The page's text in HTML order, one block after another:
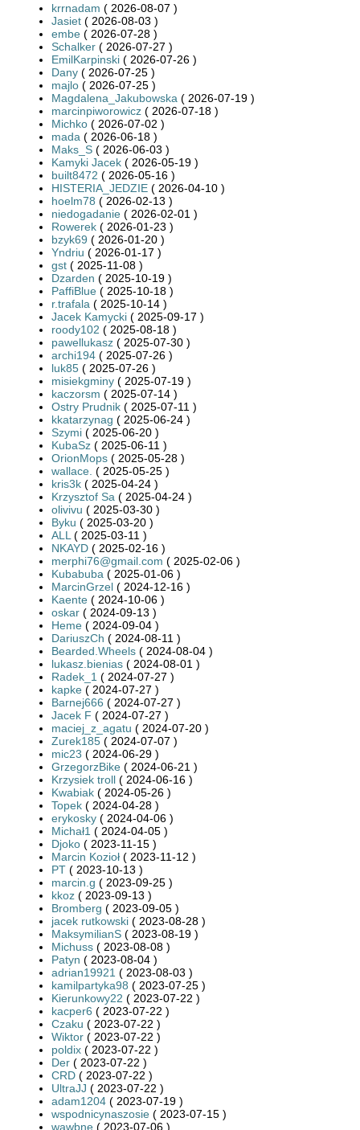
krrnadam ( 2026-08-07 )
Jasiet ( 2026-08-03 )
embe ( 2026-07-28 )
Schalker ( 2026-07-27 )
EmilKarpinski ( 2026-07-26 )
Dany ( 2026-07-25 )
majlo ( 2026-07-25 )
Magdalena_Jakubowska ( 2026-07-19 )
marcinpiworowicz ( 2026-07-18 )
Michko ( 2026-07-02 )
mada ( 2026-06-18 )
Maks_S ( 2026-06-03 )
Kamyki Jacek ( 2026-05-19 )
built8472 ( 2026-05-16 )
HISTERIA_JEDZIE ( 2026-04-10 )
hoelm78 ( 2026-02-13 )
niedogadanie ( 2026-02-01 )
Rowerek ( 2026-01-23 )
bzyk69 ( 2026-01-20 )
Yndriu ( 2026-01-17 )
gst ( 2025-11-08 )
Dzarden ( 2025-10-19 )
PaffiBlue ( 2025-10-18 )
r.trafala ( 2025-10-14 )
Jacek Kamycki ( 2025-09-17 )
roody102 ( 2025-08-18 )
pawellukasz ( 2025-07-30 )
archi194 ( 2025-07-26 )
luk85 ( 2025-07-26 )
misiekgminy ( 2025-07-19 )
kaczorsm ( 2025-07-14 )
Ostry Prudnik ( 2025-07-11 )
kkatarzynag ( 2025-06-24 )
Szymi ( 2025-06-20 )
KubaSz ( 2025-06-11 )
OrionMops ( 2025-05-28 )
wallace. ( 2025-05-25 )
kris3k ( 2025-04-24 )
Krzysztof Sa ( 2025-04-24 )
olivivu ( 2025-03-30 )
Byku ( 2025-03-20 )
ALL ( 2025-03-11 )
NKAYD ( 2025-02-16 )
merphi76@gmail.com ( 2025-02-06 )
Kubabuba ( 2025-01-06 )
MarcinGrzel ( 2024-12-16 )
Kaente ( 2024-10-06 )
oskar ( 2024-09-13 )
Heme ( 2024-09-04 )
DariuszCh ( 2024-08-11 )
Bearded.Wheels ( 2024-08-04 )
lukasz.bienias ( 2024-08-01 )
Radek_1 ( 2024-07-27 )
kapke ( 2024-07-27 )
Barnej666 ( 2024-07-27 )
Jacek F ( 2024-07-27 )
maciej_z_agatu ( 2024-07-20 )
Zurek185 ( 2024-07-07 )
mic23 ( 2024-06-29 )
GrzegorzBike ( 2024-06-21 )
Krzysiek troll ( 2024-06-16 )
Kwabiak ( 2024-05-26 )
Topek ( 2024-04-28 )
erykosky ( 2024-04-06 )
Michał1 ( 2024-04-05 )
Djoko ( 2023-11-15 )
Marcin Kozioł ( 2023-11-12 )
PT ( 2023-10-13 )
marcin.g ( 2023-09-25 )
kkoz ( 2023-09-13 )
Bromberg ( 2023-09-05 )
jacek rutkowski ( 2023-08-28 )
MaksymilianS ( 2023-08-19 )
Michuss ( 2023-08-08 )
Patyn ( 2023-08-04 )
adrian19921 ( 2023-08-03 )
kamilpartyka98 ( 2023-07-25 )
Kierunkowy22 ( 2023-07-22 )
kacper6 ( 2023-07-22 )
Czaku ( 2023-07-22 )
Wiktor ( 2023-07-22 )
poldix ( 2023-07-22 )
Der ( 2023-07-22 )
CRD ( 2023-07-22 )
UltraJJ ( 2023-07-22 )
adam1204 ( 2023-07-19 )
wspodnicynaszosie ( 2023-07-15 )
wawbne ( 2023-07-06 )